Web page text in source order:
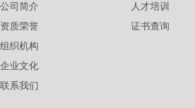
公司简介
资质荣誉
组织机构
企业文化
联系我们
人才培训
证书查询